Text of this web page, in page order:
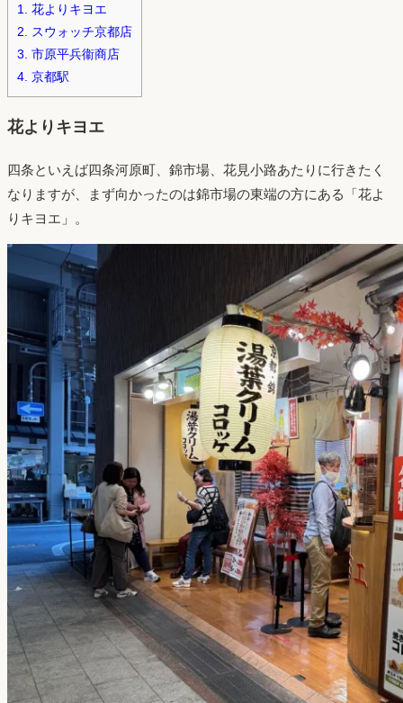
1.
花よりキヨエ
2.
スウォッチ京都店
3. 市原平兵衞商店
4. 京都駅
花よりキヨエ
四条といえば四条河原町、錦市場、花見小路あたりに行きたく
なりますが、まず向かったのは錦市場の東端の方にある「花よ
りキヨエ」。